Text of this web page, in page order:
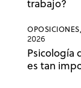
trabajo?
OPOSICIONES,
2026
Psicología
es tan